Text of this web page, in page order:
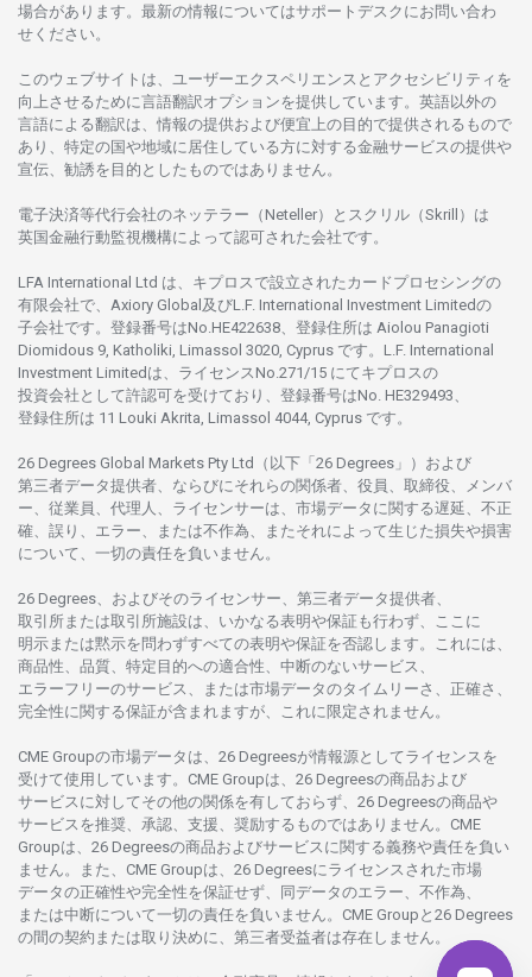
場合があります。 最新の情報についてはサポートデスクに お問い合わ
せくださ い。
このウェブサイトは、 ユーザーエクスペリエンスと アクセシビリティを
向上さ せるために言語翻訳オプションを提供しています。 英語以外の
言語に よる翻訳は、 情報の提供および便宜上の目的で提供さ れるもので
あり、 特定の国や地域に 居住している方に対する金融サービスの提供や
宣伝、 勧誘を 目的としたものではありません。
電子決済等代行会社のネッテラー （Neteller）と スクリル （Skrill）は
英国金融行動監視機構に よって認可さ れた会社です。
LFA International Ltd は、 キプロスで設立さ れた カードプロセシングの
有限会社で、Axiory Global及びL.F. International Investment Limitedの
子会社です。 登録番号はNo.HE422638、 登録住所は Aiolou Panagioti
Diomidous 9, Katholiki, Limassol 3020, Cyprus です。L.F. International
Investment Limitedは、 ライセンスNo.271/15 にてキプロスの
投資会社として許認可を受けており、 登録番号はNo. HE329493、
登録住所は 11 Louki Akrita, Limassol 4044, Cyprus です。
26 Degrees Global Markets Pty Ltd（以下「26 Degrees」） および
第三者データ提供者、ならびにそれらの関係者、役員、取締役、メンバ
ー、従業員、代理人、ライセンサーは、 市場データに関する遅延、不正
確、誤り、エラー、
または不作為、 またそれに よって生じた損失や損害
について、 一切の責任を負いません。
26 Degrees、 およびそのライセンサー、 第三者データ提供者、
取引所または取引所施設は、いかなる表明や保証も行わず、
ここに
明示または黙示を問わずすべての表明や保証を否認し ます。
これには、
商品性、品質、 特定目的への適合性、 中断のないサービス、
エラーフリーのサービス、 または市場データのタイムリーさ、正確さ、
完全性に関する保証が含まれますが、これに限定さ れません。
CME Groupの市場データは、26 Degreesが情報源としてライセンスを
受けて使用しています。 CME Groupは、26 Degreesの商品および
サービスに対してその他の関係を有しておらず、26 Degreesの商品や
サービスを推奨、承認、支援、 奨励するものではありません。 CME
Groupは、26 Degreesの商品およびサービスに関する義務や責任を負い
ません。また、CME Groupは、26 Degreesに ライセンスさ れた市場
データの正確性や完全性を保証せず、 同データのエラー、不作為、
または中断について一切の責任を負いません。 CME Groupと26 Degrees
の間の契約または取り 決めに、 第三者受益者は存在し ません。